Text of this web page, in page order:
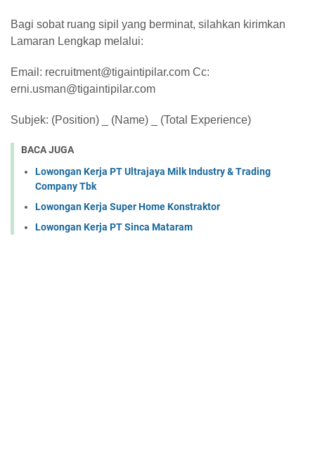
Bagi sobat ruang sipil yang berminat, silahkan kirimkan
Lamaran Lengkap melalui:
Email: recruitment@tigaintipilar.com Cc:
erni.usman@tigaintipilar.com
Subjek: (Position) _ (Name) _ (Total Experience)
BACA JUGA
Lowongan Kerja PT Ultrajaya Milk Industry & Trading
Company Tbk
Lowongan Kerja Super Home Konstraktor
Lowongan Kerja PT Sinca Mataram